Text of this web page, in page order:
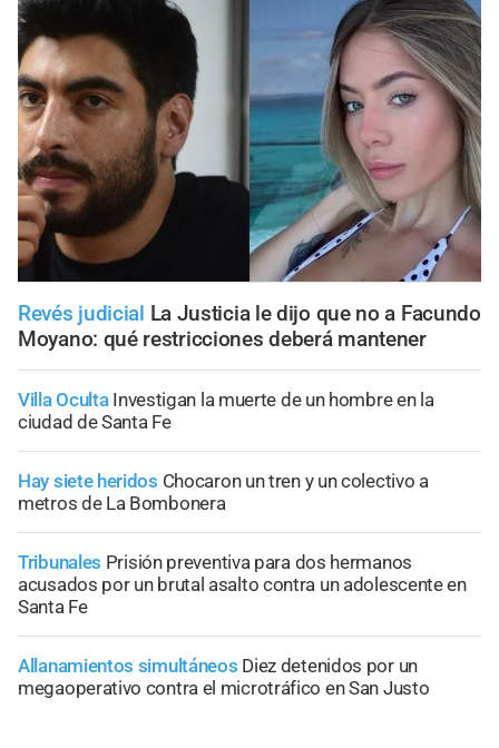
Revés judicial La Justicia le dijo que no a Facundo
Moyano: qué restricciones deberá mantener
Villa Oculta Investigan la muerte de un hombre en la
ciudad de Santa Fe
Hay siete heridos Chocaron un tren y un colectivo a
metros de La Bombonera
Tribunales Prisión preventiva para dos hermanos
acusados por un brutal asalto contra un adolescente en
Santa Fe
Allanamientos simultáneos Diez detenidos por un
megaoperativo contra el microtráfico en San Justo